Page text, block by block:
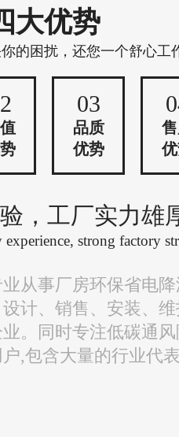
大优势
的困扰，还您一个舒心工
03
品质
优势
，工厂实力雄
strong factory
从事厂房环保省电
计、销售、安装、
。同时专注低碳通
,包含大量的行业代